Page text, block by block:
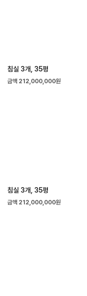
침실 3개, 35평
금액 212,000,000원
침실 3개, 35평
금액 212,000,000원